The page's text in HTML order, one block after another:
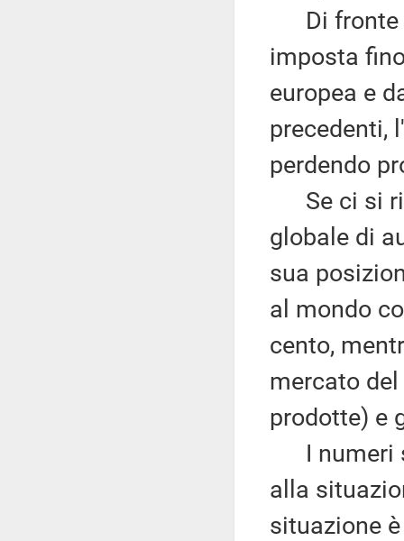
Di fronte
imposta
europea e
precedenti,
perdendo
Se ci si
globale di
sua
al mondo
cento,
mercato
prodotte) e
I numeri
alla
situazione